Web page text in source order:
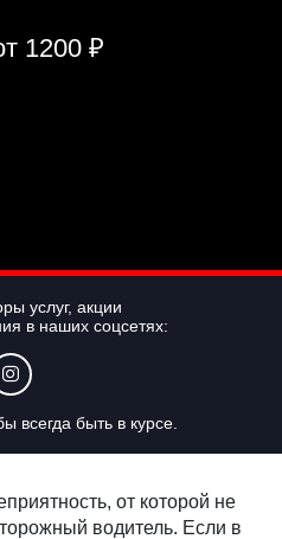
1200₽
услуг, акции
в наших соцсетях:
всегда быть в курсе.
от которой не
водитель. Если в